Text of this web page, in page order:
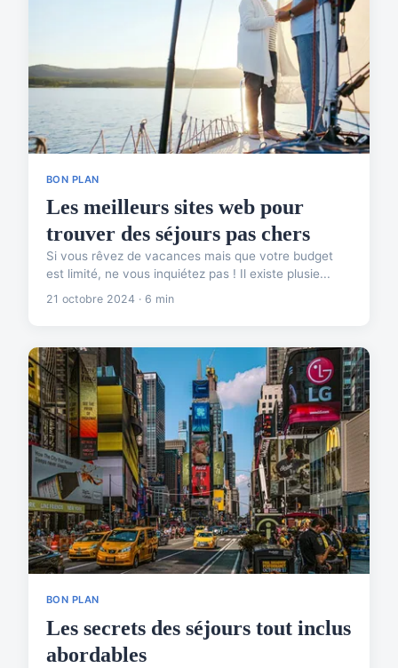
BON PLAN
Les meilleurs sites web pour
trouver des séjours pas chers
Si vous rêvez de vacances mais que votre budget
est limité, ne vous inquiétez pas ! Il existe plusie...
21 octobre 2024 · 6 min
BON PLAN
Les secrets des séjours tout inclus
abordables